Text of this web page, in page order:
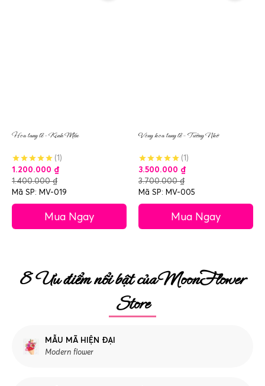
Hoa tang lễ – Kính Mến
(1)
1.200.000 ₫
1.400.000₫
Mã SP: MV-019
Mua Ngay
Vòng hoa tang lễ – Tưởng Nhớ
(1)
3.500.000 ₫
3.700.000₫
Mã SP: MV-005
Mua Ngay
8 Ưu điểm nổi bật của MoonFlower
Store
MẪU MÃ HIỆN ĐẠI
Modern flower